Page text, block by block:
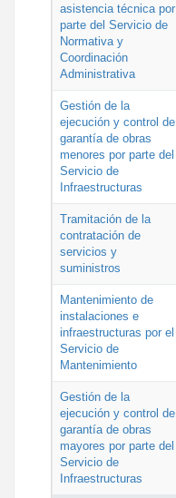
asistencia técnica por
parte del Servicio de
Normativa y
Coordinación
Administrativa
Gestión de la
ejecución y control de
garantía de obras
menores por parte del
Servicio de
Infraestructuras
Tramitación de la
contratación de
servicios y
suministros
Mantenimiento de
instalaciones e
infraestructuras por el
Servicio de
Mantenimiento
Gestión de la
ejecución y control de
garantía de obras
mayores por parte del
Servicio de
Infraestructuras